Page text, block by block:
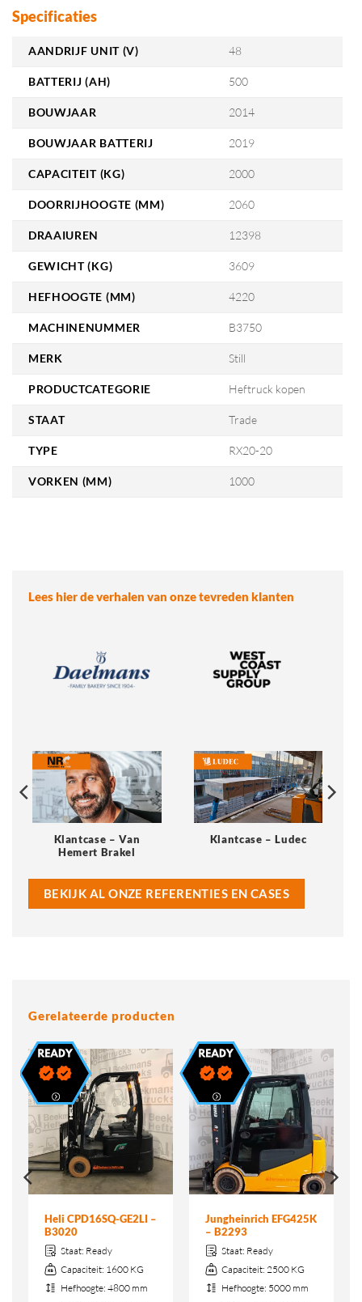
Specificaties
AANDRIJF UNIT (V) 48
BATTERIJ (AH) 500
BOUWJAAR 2014
BOUWJAAR BATTERIJ 2019
CAPACITEIT (KG) 2000
DOORRIJHOOGTE (MM) 2060
DRAAIUREN 12398
GEWICHT (KG) 3609
HEFHOOGTE (MM) 4220
MACHINENUMMER B3750
MERK Still
PRODUCTCATEGORIE Heftruck kopen
STAAT Trade
TYPE RX20-20
VORKEN (MM) 1000
Lees hier de verhalen van onze tevreden klanten
Klantcase – Van
Hemert Brakel
Klantcase – Ludec
BEKIJK AL ONZE REFERENTIES EN CASES
Gerelateerde producten
Heli CPD16SQ-GE2LI –
B3020
Staat: Ready
Capaciteit: 1600 KG
Hefhoogte: 4800 mm
Jungheinrich EFG425K
– B2293
Staat: Ready
Capaciteit: 2500 KG
Hefhoogte: 5000 mm